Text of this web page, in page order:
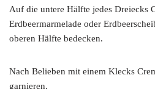
Auf die untere Hälfte jedes Dreiecks
Erdbeermarmelade oder
oberen Hälfte bedecken.
Nach Belieben mit einem Klecks
garnieren.